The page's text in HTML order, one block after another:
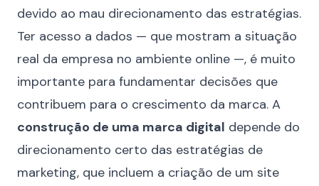
devido ao mau direcionamento das estratégias.
Ter acesso a dados — que mostram a situação
real da empresa no ambiente online —, é muito
importante para fundamentar decisões que
contribuem para o crescimento da marca. A
construção de uma marca digital depende do
direcionamento certo das estratégias de
marketing, que incluem a criação de um site